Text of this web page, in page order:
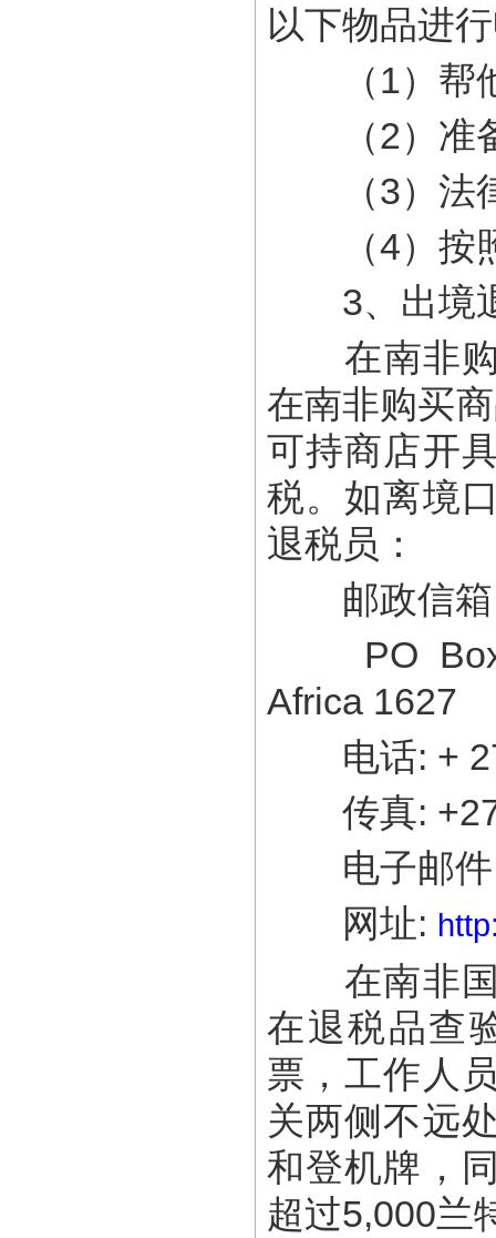
以下物品进
（1）帮他
（2）准备
（3）法律
（4）按照
3、出境
在南非购
在南非购买
可持商店开
税。如离境
退税员：
邮政信箱
PO Box
Africa 1627
电话: + 27
传真: +27
电子邮件:
网址:
在南非国
在退税品查
票，工作人
关两侧不远
和登机牌，
超过5,000兰